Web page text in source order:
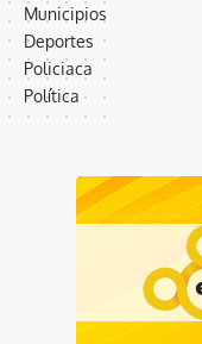
Municipios
Deportes
Policiaca
Política